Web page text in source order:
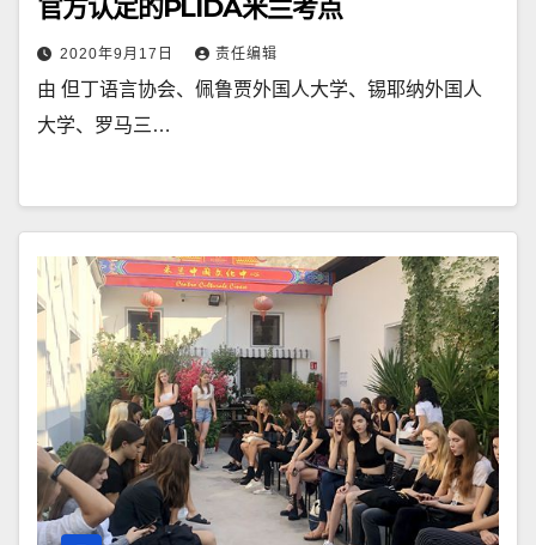
官方认定的PLIDA米兰考点
2020年9月17日 责任编辑
由 但丁语言协会、佩鲁贾外国人大学、锡耶纳外国人
大学、罗马三…